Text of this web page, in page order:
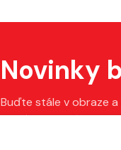
Novinky
Buďte stále v obraze
Stačí vyplnit váš e-mail.